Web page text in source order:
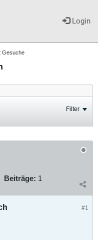
Login
Gesuche
Filter
Beiträge: 1
#1